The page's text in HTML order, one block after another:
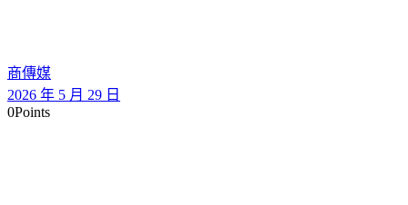
商傳媒
2026 年 5 月 29 日
0Points